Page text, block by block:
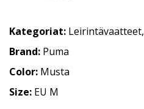
Kategoriat: Leirintävaatteet,
Brand: Puma
Color: Musta
Size: EU M